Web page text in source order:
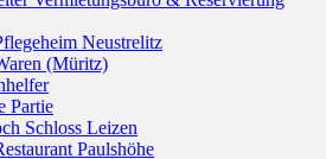
Neustrelitz
(Müritz)
Partie
Schloss Leizen
Paulshöhe